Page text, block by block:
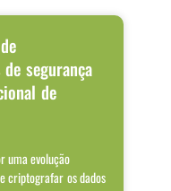
segurança
de
uma evolução
criptografar os dados